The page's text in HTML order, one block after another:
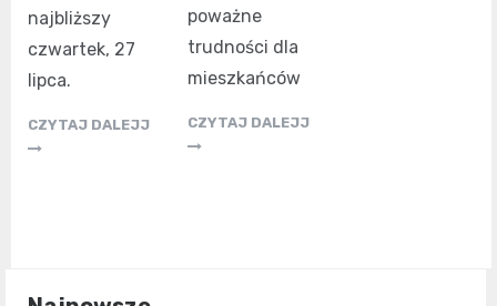
najbliższy
czwartek, 27
lipca.
CZYTAJ DALEJJ
poważne
trudności dla
mieszkańców
CZYTAJ DALEJJ